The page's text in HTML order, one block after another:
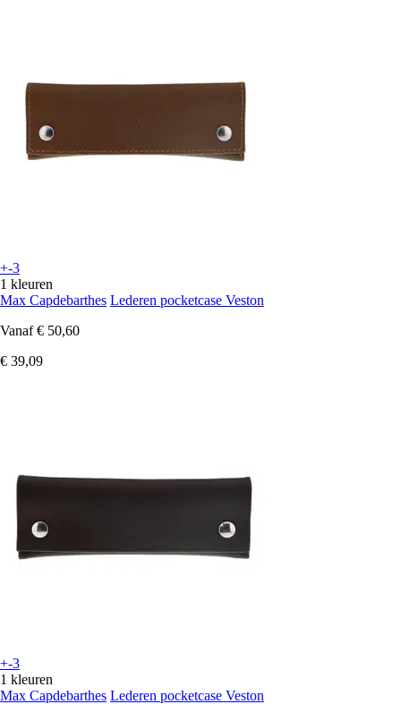
+-3
1 kleuren
Max Capdebarthes Lederen pocketcase Veston
Vanaf € 50,60
€ 39,09
+-3
1 kleuren
Max Capdebarthes Lederen pocketcase Veston